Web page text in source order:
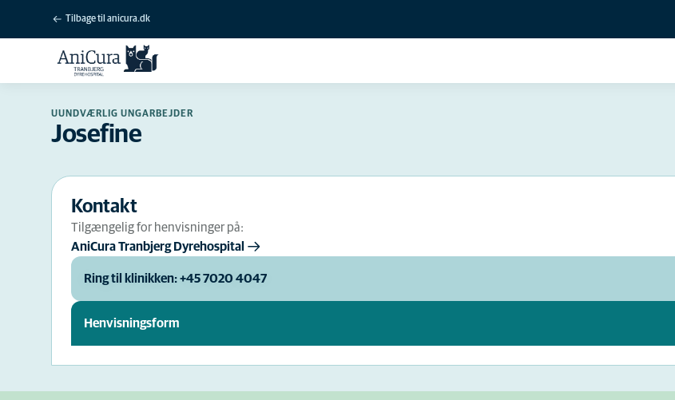
Tilbage til anicura.dk
UUNDVÆRLIG UNGARBEJDER
Josefine
Kontakt
Tilgængelig for henvisninger på:
AniCura Tranbjerg Dyrehospital
Ring til klinikken: +45 7020 4047
Henvisningsform